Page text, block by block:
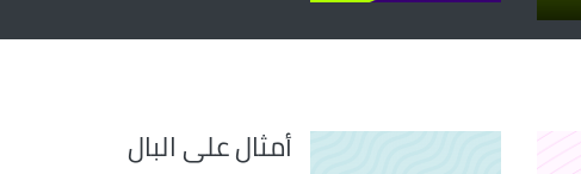
أمثال على البال